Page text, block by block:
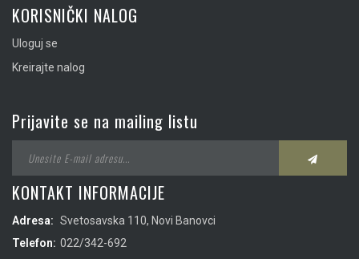
KORISNIČKI NALOG
Uloguj se
Kreirajte nalog
Prijavite se na mailing listu
KONTAKT INFORMACIJE
Adresa: Svetosavska 110, Novi Banovci
Telefon: 022/342-692